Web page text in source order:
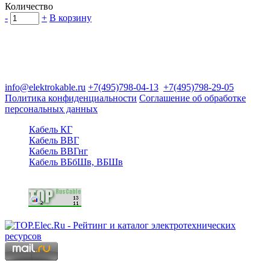
Количество
-
+ В корзину
info@elektrokable.ru +7(495)798-04-13 +7(495)798-29-05
Политика конфиденциальности Соглашение об обработке
персональных данных
Кабель КГ
Кабель ВВГ
Кабель ВВГнг
Кабель ВБбШв, ВБШв